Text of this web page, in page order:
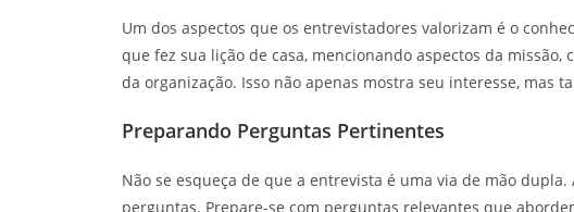
Um dos aspectos que os entrevistadores valorizam é o
que fez sua lição de casa, mencionando aspectos da
da organização. Isso não apenas mostra seu interesse, mas
Preparando Perguntas Pertinentes
Não se esqueça de que a entrevista é uma via de mão
perguntas. Prepare-se com perguntas relevantes que